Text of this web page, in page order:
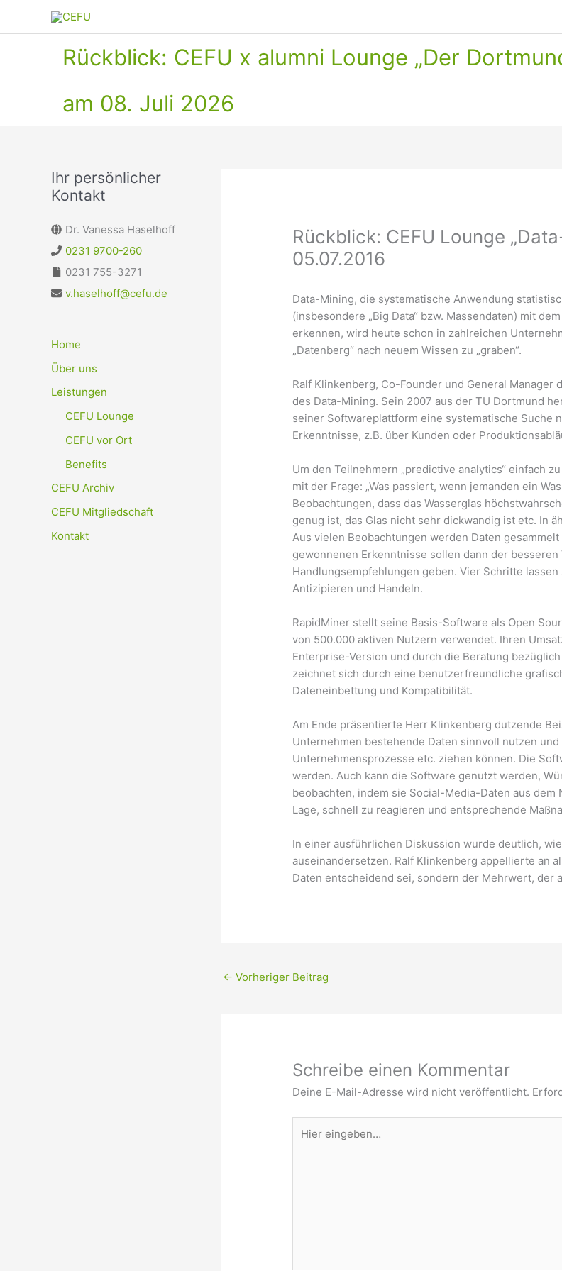
Rückblick: CEFU x alumni Lounge „Der
am 08. Juli 2026
Ihr persönlicher
Kontakt
Dr. Vanessa Haselhoff
0231 9700-260
0231 755-3271
v.haselhoff@cefu.de
Home
Über uns
Leistungen
CEFU Lounge
CEFU vor Ort
Benefits
CEFU Archiv
CEFU Mitgliedschaft
Kontakt
Rückblick: CEFU Lounge
05.07.2016
Data-Mining, die systematische Anwendung
(insbesondere „Big Data“ bzw. Massendaten) mit
erkennen, wird heute schon in zahlreichen
„Datenberg“ nach neuem Wissen zu „graben“.
Ralf Klinkenberg, Co-Founder und General Manager
des Data-Mining. Sein 2007 aus der TU Dortmund
seiner Softwareplattform eine systematische Suche
Erkenntnisse, z.B. über Kunden oder
Um den Teilnehmern „predictive analytics“ einfach
mit der Frage: „Was passiert, wenn jemanden ein
Beobachtungen, dass das Wasserglas
genug ist, das Glas nicht sehr dickwandig ist etc. In
Aus vielen Beobachtungen werden Daten
gewonnenen Erkenntnisse sollen dann der
Handlungsempfehlungen geben. Vier Schritte
Antizipieren und Handeln.
RapidMiner stellt seine Basis-Software als Open
von 500.000 aktiven Nutzern verwendet. Ihren
Enterprise-Version und durch die Beratung
zeichnet sich durch eine benutzerfreundliche
Dateneinbettung und Kompatibilität.
Am Ende präsentierte Herr Klinkenberg dutzende
Unternehmen bestehende Daten sinnvoll nutzen
Unternehmensprozesse etc. ziehen können. Die
werden. Auch kann die Software genutzt werden,
beobachten, indem sie Social-Media-Daten aus
Lage, schnell zu reagieren und entsprechende
In einer ausführlichen Diskussion wurde deutlich,
auseinandersetzen. Ralf Klinkenberg appellierte an
Daten entscheidend sei, sondern der Mehrwert, der
← Vorheriger Beitrag
Schreibe einen Kommentar
Deine E-Mail-Adresse wird nicht veröffentlicht.
eingeben…